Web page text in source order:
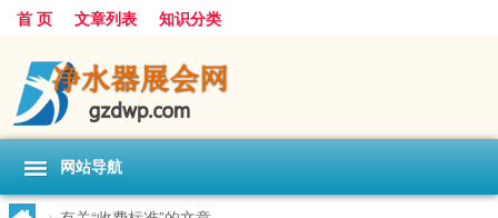
首 页 文章列表 知识分类
网站导航